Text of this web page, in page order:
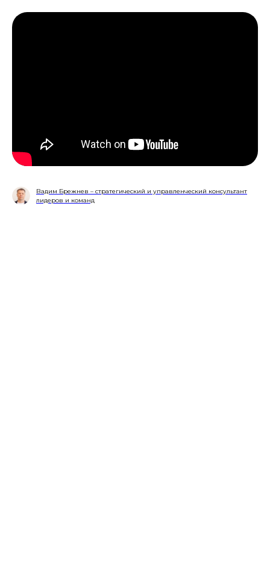
Вадим Брежнев – стратегический и управленческий консультант
лидеров и команд